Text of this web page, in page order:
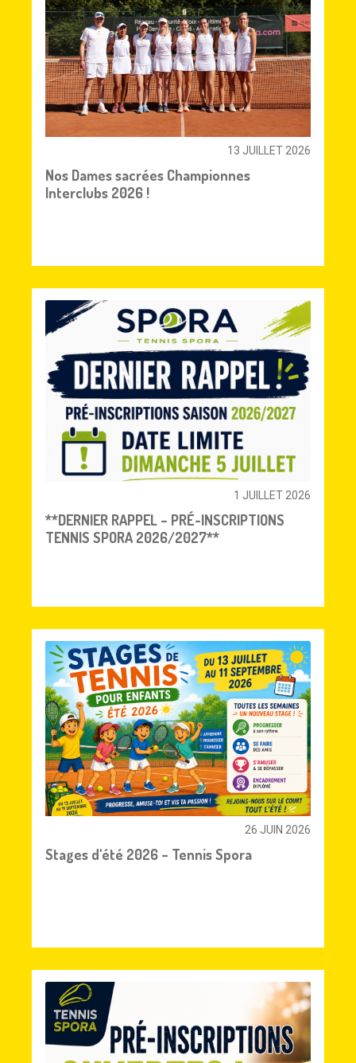
13 JUILLET 2026
Nos Dames sacrées Championnes
Interclubs 2026 !
1 JUILLET 2026
**DERNIER RAPPEL – PRÉ-INSCRIPTIONS
TENNIS SPORA 2026/2027**
26 JUIN 2026
Stages d'été 2026 – Tennis Spora